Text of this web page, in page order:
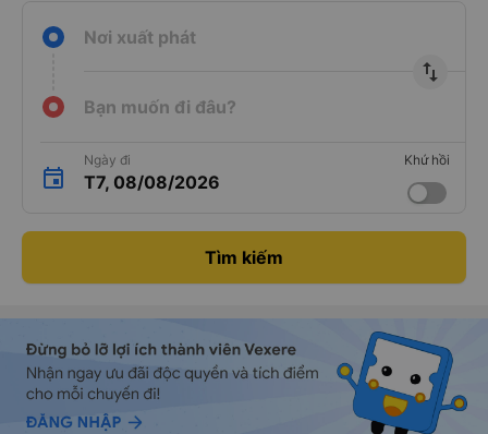
Nơi xuất phát
import_export
Bạn muốn đi đâu?
Ngày đi
T7, 08/08/2026
Khứ hồi
Tìm kiếm